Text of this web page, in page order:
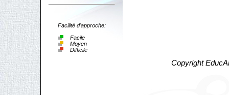
Facilité d'approche:
Facile
Moyen
Difficile
Copyright